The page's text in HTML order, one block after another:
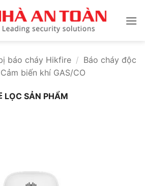
báo cháy Hikfire / Báo cháy độc
Cảm biến khí GAS/CO
LỌC SẢN PHẨM